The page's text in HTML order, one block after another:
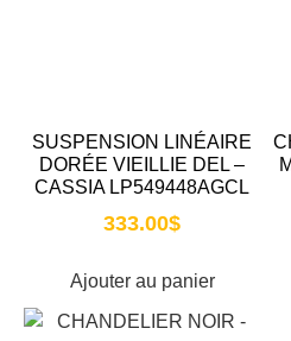
SUSPENSION LINÉAIRE
DORÉE VIEILLIE DEL –
CASSIA LP549448AGCL
333.00$
Ajouter au panier